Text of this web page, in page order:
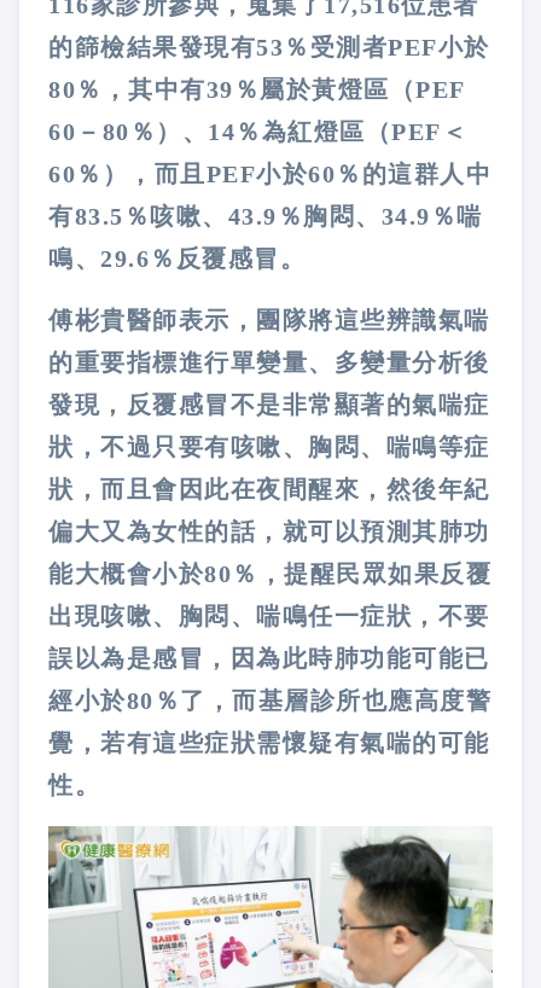
的篩檢結果發現有53％受測者PEF小於
80％，其中有39％屬於黃燈區（PEF
60－80％）、14％為紅燈區（PEF＜
60％），而且PEF小於60％的這群人中
有83.5％咳嗽、43.9％胸悶、34.9％喘
鳴、29.6％反覆感冒。
傅彬貴醫師表示，團隊將這些辨識氣喘
的重要指標進行單變量、多變量分析後
發現，反覆感冒不是非常顯著的氣喘症
狀，不過只要有咳嗽、胸悶、喘鳴等症
狀，而且會因此在夜間醒來，然後年紀
偏大又為女性的話，就可以預測其肺功
能大概會小於80％，提醒民眾如果反覆
出現咳嗽、胸悶、喘鳴任一症狀，不要
誤以為是感冒，因為此時肺功能可能已
經小於80％了，而基層診所也應高度警
覺，若有這些症狀需懷疑有氣喘的可能
性。